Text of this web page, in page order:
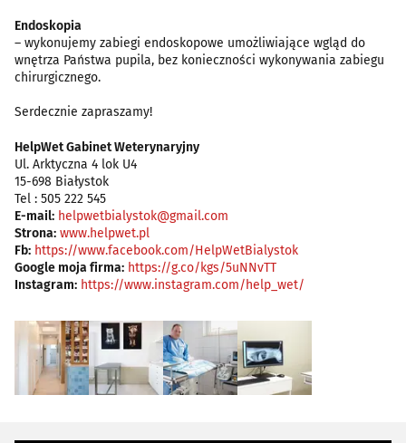
Endoskopia
– wykonujemy zabiegi endoskopowe umożliwiające wgląd do
wnętrza Państwa pupila, bez konieczności wykonywania zabiegu
chirurgicznego.
Serdecznie zapraszamy!
HelpWet Gabinet Weterynaryjny
Ul. Arktyczna 4 lok U4
15-698 Białystok
Tel : 505 222 545
E-mail: helpwetbialystok@gmail.com
Strona: www.helpwet.pl
Fb: https://www.facebook.com/HelpWetBialystok
Google moja firma: https://g.co/kgs/5uNNvTT
Instagram: https://www.instagram.com/help_wet/